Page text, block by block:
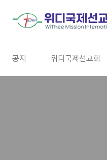
공지 위디국제선교회